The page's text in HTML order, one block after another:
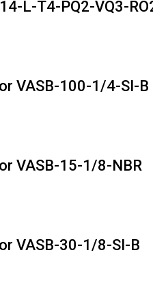
L-T4-PQ2-VQ3-
VASB-100-1/4-SI-B
VASB-15-1/8-NBR
VASB-30-1/8-SI-B